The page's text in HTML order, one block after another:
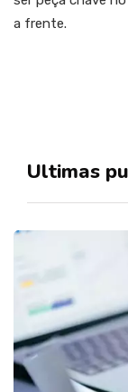
a frente.
Ultimas